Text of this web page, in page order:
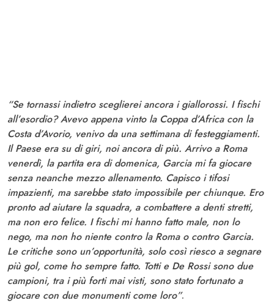
“Se tornassi indietro sceglierei ancora i giallorossi. I fischi
all’esordio? Avevo appena vinto la Coppa d’Africa con la
Costa d’Avorio, venivo da una settimana di festeggiamenti.
Il Paese era su di giri, noi ancora di più. Arrivo a Roma
venerdì, la partita era di domenica, Garcia mi fa giocare
senza neanche mezzo allenamento. Capisco i tifosi
impazienti, ma sarebbe stato impossibile per chiunque. Ero
pronto ad aiutare la squadra, a combattere a denti stretti,
ma non ero felice. I fischi mi hanno fatto male, non lo
nego, ma non ho niente contro la Roma o contro Garcia.
Le critiche sono un’opportunità, solo così riesco a segnare
più gol, come ho sempre fatto. Totti e De Rossi sono due
campioni, tra i più forti mai visti, sono stato fortunato a
giocare con due monumenti come loro”.